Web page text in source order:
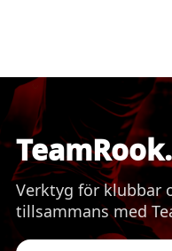
Verktyg för klubbar
tillsammans med